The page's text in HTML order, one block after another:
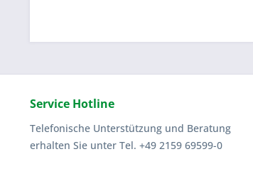
Service Hotline
Telefonische Unterstützung und Beratung
erhalten Sie unter Tel. +49 2159 69599-0